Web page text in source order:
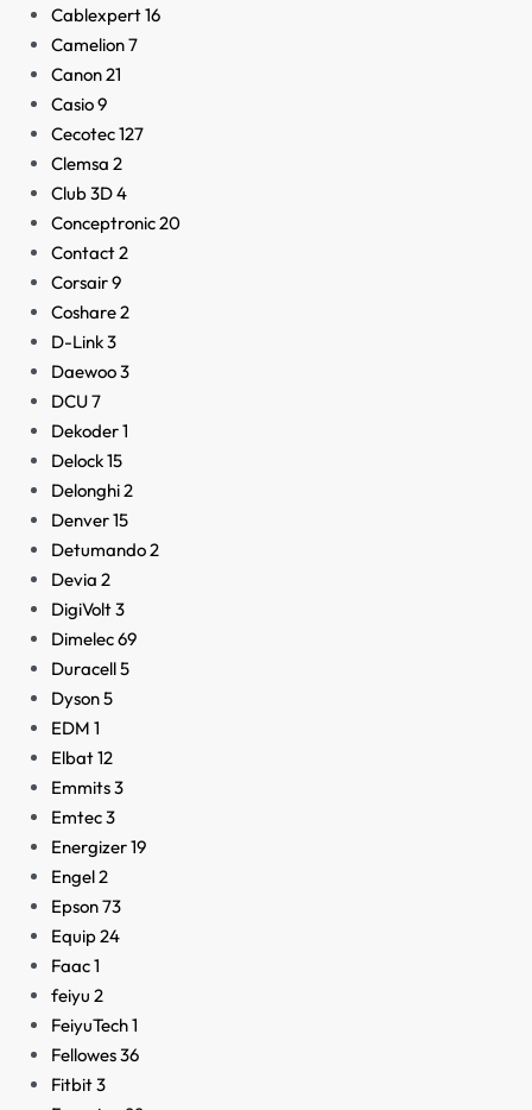
Cablexpert16
Camelion7
Canon21
Casio9
Cecotec127
Clemsa 2
Club 3D4
Conceptronic20
Contact2
Corsair9
Coshare2
D-Link3
Daewoo3
DCU7
Dekoder1
Delock15
Delonghi2
Denver15
Detumando2
Devia 2
DigiVolt3
Dimelec69
Duracell5
Dyson5
EDM 1
Elbat12
Emmits3
Emtec3
Energizer19
Engel2
Epson73
Equip24
Faac1
feiyu 2
FeiyuTech1
Fellowes36
Fitbit3